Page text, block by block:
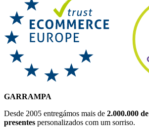
GARRAMPA
Desde 2005 entregámos mais de 2.000.000 de
presentes personalizados com um sorriso.